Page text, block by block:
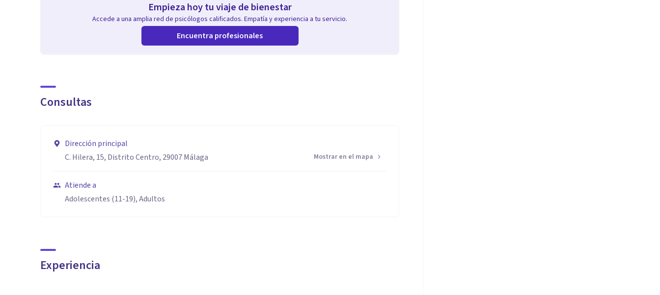
gestión de crisis vitales
Aptitudes
experta en mindfulness
experta en eneagrama
Empieza hoy tu viaje de bienestar
Accede a una amplia red de psicólogos calificados. Empatía y experiencia a tu servicio.
Encuentra profesionales
Consultas
Dirección principal
C. Hilera, 15, Distrito Centro, 29007 Málaga
Mostrar en el mapa
Atiende a
Adolescentes (11-19), Adultos
Experiencia